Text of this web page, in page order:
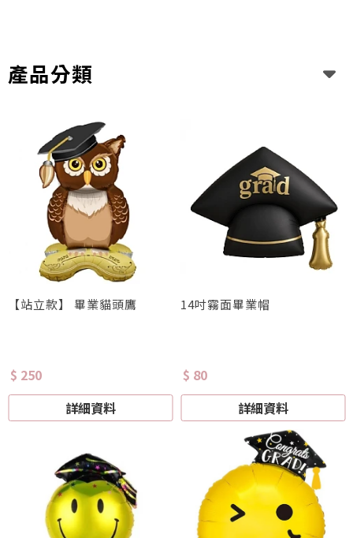
產品分類
【站立款】 畢業貓頭鷹
$ 250
詳細資料
14吋霧面畢業帽
$ 80
詳細資料